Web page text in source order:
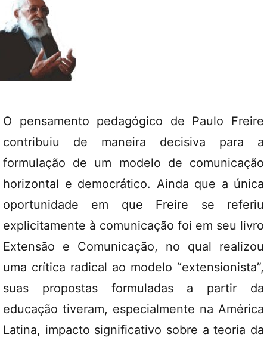
O pensamento pedagógico de Paulo Freire
contribuiu de maneira decisiva para a
formulação de um modelo de comunicação
horizontal e democrático. Ainda que a única
oportunidade em que Freire se referiu
explicitamente à comunicação foi em seu livro
Extensão e Comunicação, no qual realizou
uma crítica radical ao modelo “extensionista”,
suas propostas formuladas a partir da
educação tiveram, especialmente na América
Latina, impacto significativo sobre a teoria da